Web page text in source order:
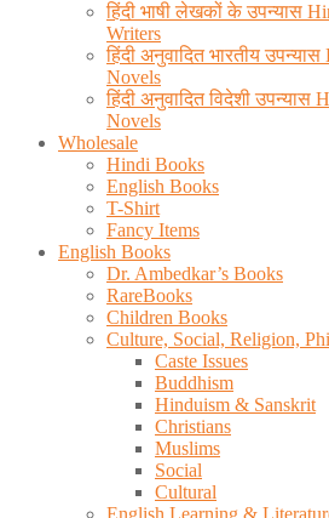
हिंदी भाषी लेखकों के उपन्यास
Writers
हिंदी अनुवादित भारतीय
Novels
हिंदी अनुवादित विदेशी उपन्यास
Novels
Wholesale
Hindi Books
English Books
T-Shirt
Fancy Items
English Books
Dr. Ambedkar’s Books
RareBooks
Children Books
Culture, Social, Religion,
Caste Issues
Buddhism
Hinduism & Sanskrit
Christians
Muslims
Social
Cultural